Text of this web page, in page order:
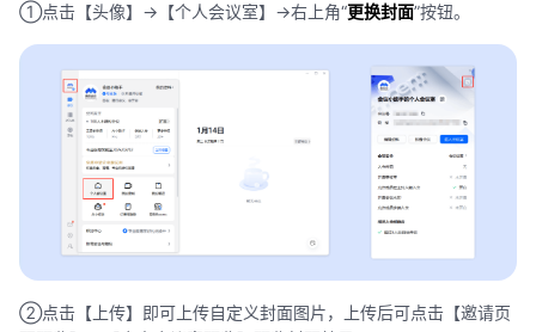
①点击【头像】->【个人会议室】->右上角“更换封面”按钮。
②点击【上传】即可上传自定义封面图片，上传后可点击【邀请页